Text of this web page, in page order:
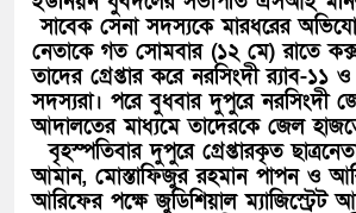
সাবেক সেনা সদস্যকে মারধরের
নেতাকে গত সোমবার (১২ মে) রাতে
তাদের গ্রেপ্তার করে নরসিংদী র‍্যাব-১১
সদস্যরা। পরে বুধবার দুপুরে নরসিংদী
আদালতের মাধ্যমে তাদেরকে জেল
বৃহস্পতিবার দুপুরে গ্রেপ্তারকৃত
আমান, মোস্তাফিজুর রহমান পাপন ও
আরিফের পক্ষে জুডিশিয়াল ম্যাজিস্ট্রেট